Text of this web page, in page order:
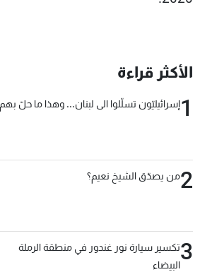
الأكثر قراءة
1إسرائيليّون تسلّلوا الى لبنان... وهذا ما حلّ بهم
2من يصدّق الشيخ نعيم؟
3تكسير سيارة نور غندور في منطقة الرملة
البيضاء